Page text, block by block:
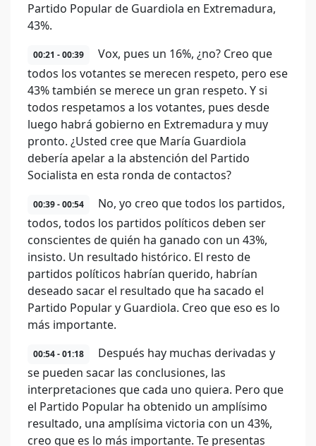
Partido Popular de Guardiola en Extremadura,
43%.
00:21 - 00:39
Vox, pues un 16%, ¿no? Creo que
todos los votantes se merecen respeto, pero ese
43% también se merece un gran respeto. Y si
todos respetamos a los votantes, pues desde
luego habrá gobierno en Extremadura y muy
pronto. ¿Usted cree que María Guardiola
debería apelar a la abstención del Partido
Socialista en esta ronda de contactos?
00:39 - 00:54
No, yo creo que todos los partidos,
todos, todos los partidos políticos deben ser
conscientes de quién ha ganado con un 43%,
insisto. Un resultado histórico. El resto de
partidos políticos habrían querido, habrían
deseado sacar el resultado que ha sacado el
Partido Popular y Guardiola. Creo que eso es lo
más importante.
00:54 - 01:18
Después hay muchas derivadas y
se pueden sacar las conclusiones, las
interpretaciones que cada uno quiera. Pero que
el Partido Popular ha obtenido un amplísimo
resultado, una amplísima victoria con un 43%,
creo que es lo más importante. Te presentas